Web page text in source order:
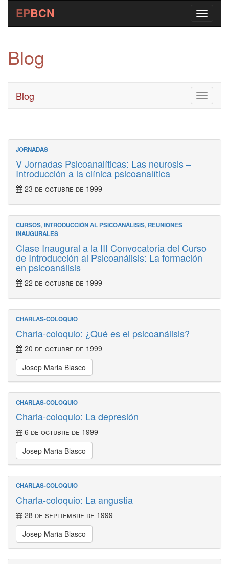
EPBCN
Blog
Toggle
Blog
JORNADAS
V Jornadas Psicoanalíticas: Las neurosis –
Introducción a la clínica psicoanalítica
23 de octubre de 1999
CURSOS, INTRODUCCIÓN AL PSICOANÁLISIS, REUNIONES
INAUGURALES
Clase Inaugural a la III Convocatoria del Curso
de Introducción al Psicoanálisis: La formación
en psicoanálisis
22 de octubre de 1999
CHARLAS-COLOQUIO
Charla-coloquio: ¿Qué es el psicoanálisis?
20 de octubre de 1999
Josep Maria Blasco
CHARLAS-COLOQUIO
Charla-coloquio: La depresión
6 de octubre de 1999
Josep Maria Blasco
CHARLAS-COLOQUIO
Charla-coloquio: La angustia
28 de septiembre de 1999
Josep Maria Blasco